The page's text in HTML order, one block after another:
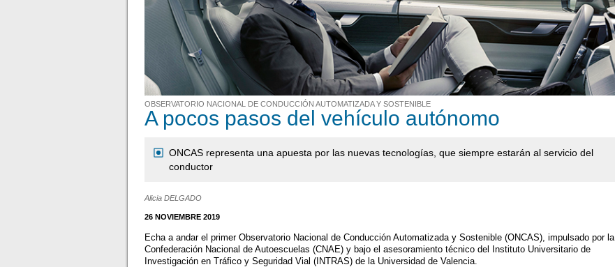
OBSERVATORIO NACIONAL DE CONDUCCIÓN AUTOMATIZADA Y SOSTENIBLE
A pocos pasos del vehículo autónomo
ONCAS representa una apuesta por las nuevas tecnologías, que siempre estarán al servicio del
conductor
Alicia DELGADO
26 NOVIEMBRE 2019
Echa a andar el primer Observatorio Nacional de Conducción Automatizada y Sostenible (ONCAS), impulsado por la
Confederación Nacional de Autoescuelas (CNAE) y bajo el asesoramiento técnico del Instituto Universitario de
Investigación en Tráfico y Seguridad Vial (INTRAS) de la Universidad de Valencia.